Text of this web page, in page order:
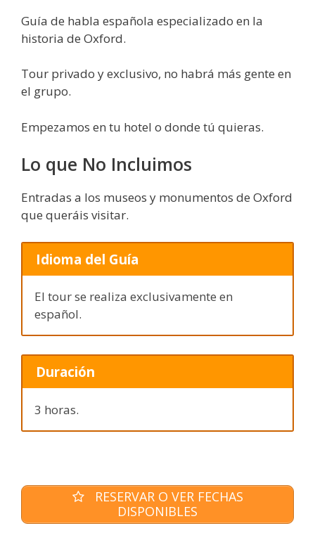
Guía de habla española especializado en la
historia de Oxford.
Tour privado y exclusivo, no habrá más gente en
el grupo.
Empezamos en tu hotel o donde tú quieras.
Lo que No Incluimos
Entradas a los museos y monumentos de Oxford
que queráis visitar.
Idioma del Guía
El tour se realiza exclusivamente en
español.
Duración
3 horas.
RESERVAR O VER FECHAS
DISPONIBLES